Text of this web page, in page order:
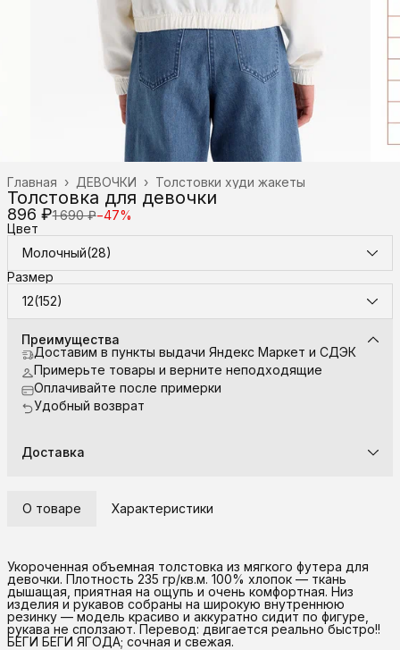
Толстовки худи жакеты
ДЕВОЧКИ ›
Главная ›
Толстовка для девочки
896 ₽1 690 ₽−47%
Цвет
Молочный(28)
Размер
12(152)
Преимущества
Доставим в пункты выдачи Яндекс Маркет и СДЭК
Примерьте товары и верните неподходящие
Оплачивайте после примерки
Удобный возврат
Доставка
О товаре Характеристики
Укороченная объемная толстовка из мягкого футера для
девочки. Плотность 235 гр/кв.м. 100% хлопок — ткань
дышащая, приятная на ощупь и очень комфортная. Низ
изделия и рукавов собраны на широкую внутреннюю
резинку — модель красиво и аккуратно сидит по фигуре,
рукава не сползают. Перевод: двигается реально быстро!!
БЕГИ БЕГИ ЯГОДА; сочная и свежая.